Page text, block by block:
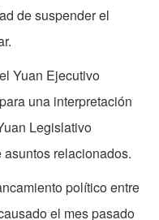
de suspender el
Yuan Ejecutivo
una interpretación
Legislativo
relacionados.
político entre
el mes pasado